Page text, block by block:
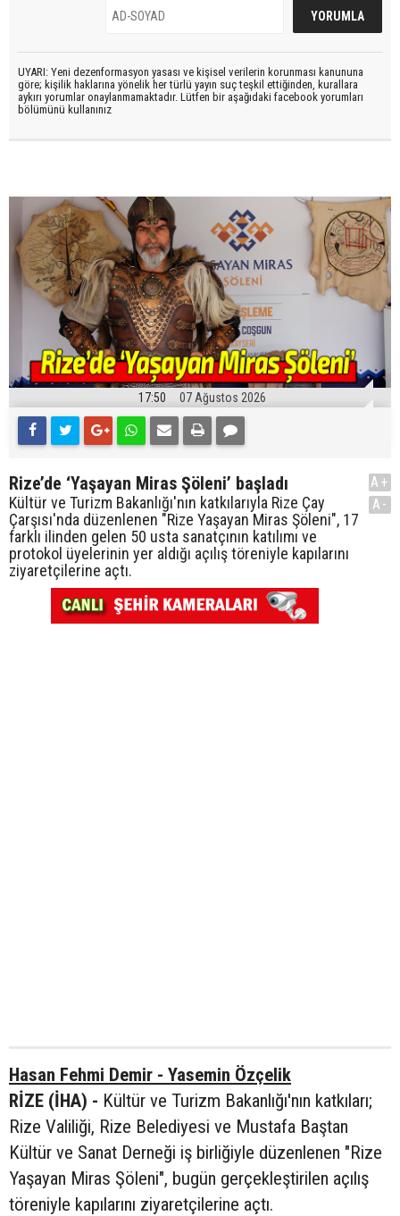
UYARI: Yeni dezenformasyon yasası ve kişisel verilerin korunması kanununa
göre; kişilik haklarına yönelik her türlü yayın suç teşkil ettiğinden, kurallara
aykırı yorumlar onaylanmamaktadır. Lütfen bir aşağıdaki facebook yorumları
bölümünü kullanınız
17:50 07 Ağustos 2026
Rize’de ‘Yaşayan Miras Şöleni’ başladı
Kültür ve Turizm Bakanlığı'nın katkılarıyla Rize Çay
Çarşısı'nda düzenlenen "Rize Yaşayan Miras Şöleni", 17
farklı ilinden gelen 50 usta sanatçının katılımı ve
protokol üyelerinin yer aldığı açılış töreniyle kapılarını
ziyaretçilerine açtı.
A+
A-
Hasan Fehmi Demir - Yasemin Özçelik
RİZE (İHA) - Kültür ve Turizm Bakanlığı'nın katkıları;
Rize Valiliği, Rize Belediyesi ve Mustafa Baştan
Kültür ve Sanat Derneği iş birliğiyle düzenlenen "Rize
Yaşayan Miras Şöleni", bugün gerçekleştirilen açılış
töreniyle kapılarını ziyaretçilerine açtı.